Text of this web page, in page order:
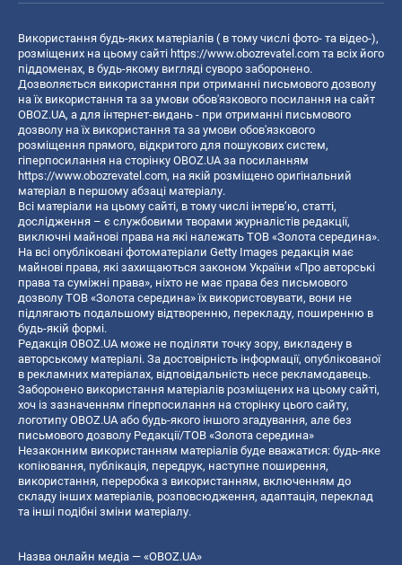
Використання будь-яких матеріалів ( в тому числі фото- та відео-),
розміщених на цьому сайті https://www.obozrevatel.com та всіх його
піддоменах, в будь-якому вигляді суворо заборонено.
Дозволяється використання при отриманні письмового дозволу
на їх використання та за умови обов'язкового посилання на сайт
OBOZ.UA, а для інтернет-видань - при отриманні письмового
дозволу на їх використання та за умови обов'язкового
розміщення прямого, відкритого для пошукових систем,
гіперпосилання на сторінку OBOZ.UA за посиланням
https://www.obozrevatel.com, на якій розміщено оригінальний
матеріал в першому абзаці матеріалу.
Всі матеріали на цьому сайті, в тому числі інтерв’ю, статті,
дослідження – є службовими творами журналістів редакції,
виключні майнові права на які належать ТОВ «Золота середина».
На всі опубліковані фотоматеріали Getty Images редакція має
майнові права, які захищаються законом України «Про авторські
права та суміжні права», ніхто не має права без письмового
дозволу ТОВ «Золота середина» їх використовувати, вони не
підлягають подальшому відтворенню, перекладу, поширенню в
будь-якій формі.
Редакція OBOZ.UA може не поділяти точку зору, викладену в
авторському матеріалі. За достовірність інформації, опублікованої
в рекламних матеріалах, відповідальність несе рекламодавець.
Заборонено використання матеріалів розміщених на цьому сайті,
хоч із зазначенням гіперпосилання на сторінку цього сайту,
логотипу OBOZ.UA або будь-якого іншого згадування, але без
письмового дозволу Редакції/ТОВ «Золота середина»
Незаконним використанням матеріалів буде вважатися: будь-яке
копiювання, публiкацiя, передрук, наступне поширення,
використання, переробка з використанням, включенням до
складу інших матеріалів, розповсюдження, адаптація, переклад
та інші подібні зміни матеріалу.
Назва онлайн медіа — «OBOZ.UA»